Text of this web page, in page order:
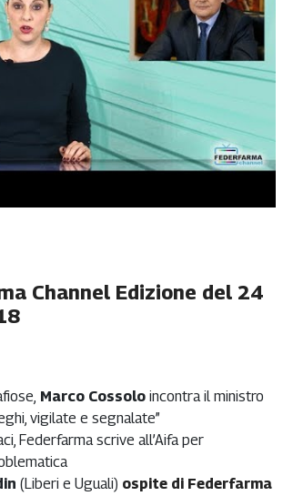
Channel Edizione del 24
Marco Cossolo incontra il ministro
vigilate e segnalate”
Federfarma scrive all’Aifa per
(Liberi e Uguali) ospite di Federfarma